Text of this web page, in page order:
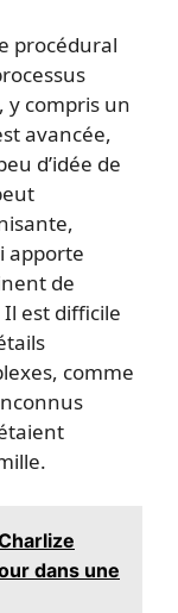
procédural
y compris un
avancée,
d’idée de
apporte
de
est difficile
comme
dans une